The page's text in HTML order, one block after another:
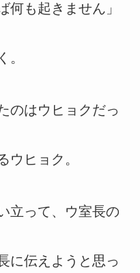
何も起きません」
。
のはウヒョクだっ
ウヒョク。
立って、ウ室長の
に伝えようと思っ